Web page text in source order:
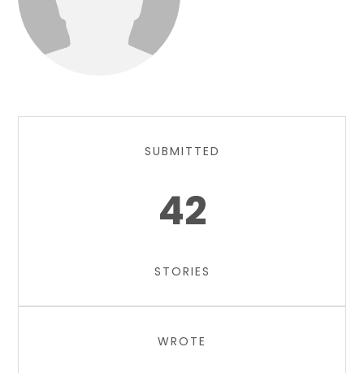
SUBMITTED
42
STORIES
WROTE